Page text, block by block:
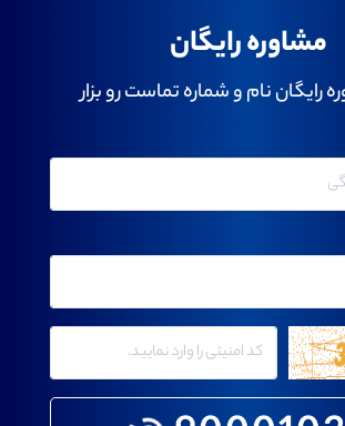
مشاوره رایگان
رایگان نام و شماره تماست رو بزار